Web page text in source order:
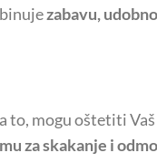
zabavu,
to, mogu oštetiti
za skakanje i